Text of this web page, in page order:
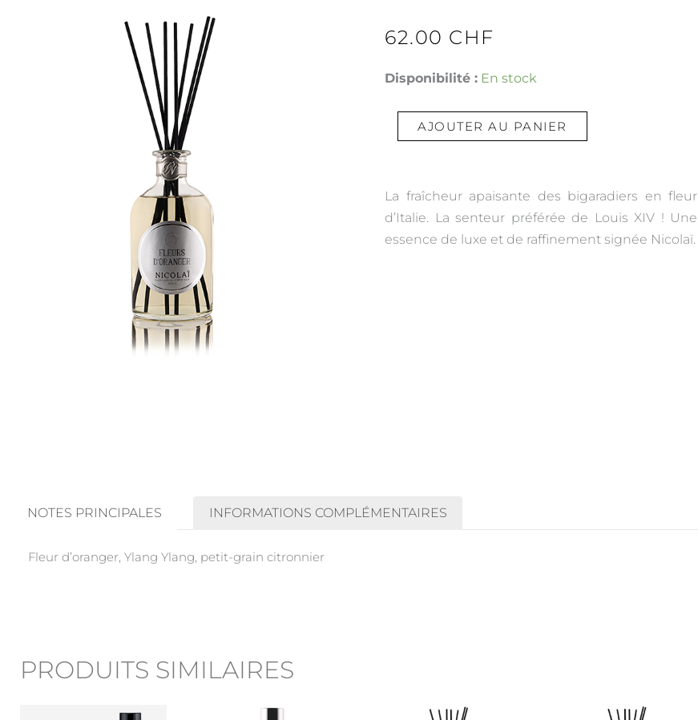
62.00 CHF
Disponibilité : En stock
quantité
d’oranger
AJOUTER AU PANIER
La fraîcheur apaisante des bigaradiers en fleur
d’Italie. La senteur préférée de Louis XIV ! Une
essence de luxe et de raffinement signée Nicolaï.
NOTES PRINCIPALES INFORMATIONS COMPLÉMENTAIRES
Fleur d’oranger, Ylang Ylang, petit-grain citronnier
PRODUITS SIMILAIRES